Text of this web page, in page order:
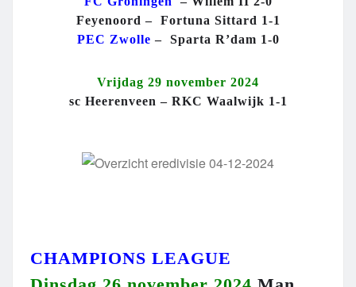
Feyenoord – Fortuna Sittard 1-1
PEC Zwolle – Sparta R’dam 1-0
Vrijdag 29 november 2024
sc Heerenveen – RKC Waalwijk 1-1
CHAMPIONS LEAGUE